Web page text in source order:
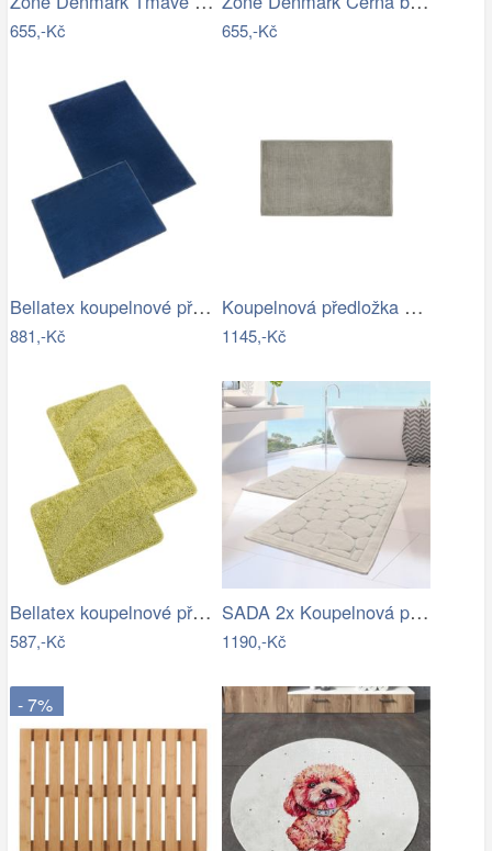
655,-Kč 655,-Kč
Bellatex koupelnové předložky BANYGOLD…
881,-Kč
Koupelnová předložka 100x60 cm Blomus…
1145,-Kč
Bellatex koupelnové předložky…
587,-Kč
SADA 2x Koupelnová předložka LINO 60…
1190,-Kč
- 7%